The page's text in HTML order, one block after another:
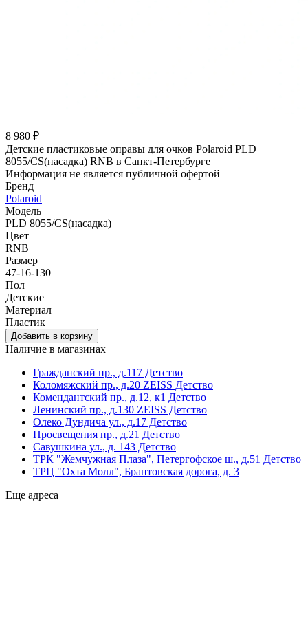
8 980 ₽
Детские пластиковые оправы для очков Polaroid PLD
8055/CS(насадка) RNB в Санкт-Петербурге
Информация не является публичной офертой
Бренд
Polaroid
Модель
PLD 8055/CS(насадка)
Цвет
RNB
Размер
47-16-130
Пол
Детские
Материал
Пластик
Наличие в магазинах
Гражданский пр., д.117 Детство
Коломяжский пр., д.20 ZEISS Детство
Комендантский пр., д.12, к1 Детство
Ленинский пр., д.130 ZEISS Детство
Олеко Дундича ул., д.17 Детство
Просвещения пр., д.21 Детство
Савушкина ул., д. 143 Детство
ТРК "Жемчужная Плаза", Петергофское ш., д.51 Детство
ТРЦ "Охта Молл", Брантовская дорога, д. 3
Еще адреса